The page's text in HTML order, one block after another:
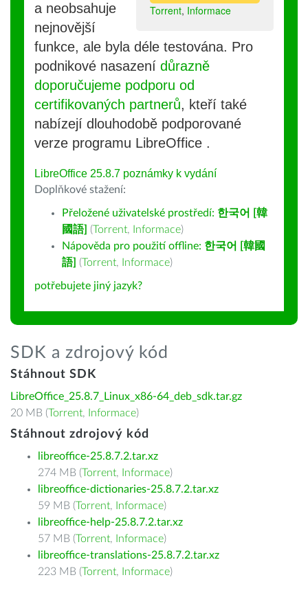
Torrent, Informace
a neobsahuje
nejnovější
funkce, ale byla déle testována. Pro
podnikové nasazení důrazně
doporučujeme podporu od
certifikovaných partnerů, kteří také
nabízejí dlouhodobě podporované
verze programu LibreOffice .
LibreOffice 25.8.7 poznámky k vydání
Doplňkové stažení:
Přeložené uživatelské prostředí: 한국어 [韓
國語] (Torrent, Informace)
Nápověda pro použití offline: 한국어 [韓國
語] (Torrent, Informace)
potřebujete jiný jazyk?
SDK a zdrojový kód
Stáhnout SDK
LibreOffice_25.8.7_Linux_x86-64_deb_sdk.tar.gz
20 MB (Torrent, Informace)
Stáhnout zdrojový kód
libreoffice-25.8.7.2.tar.xz
274 MB (Torrent, Informace)
libreoffice-dictionaries-25.8.7.2.tar.xz
59 MB (Torrent, Informace)
libreoffice-help-25.8.7.2.tar.xz
57 MB (Torrent, Informace)
libreoffice-translations-25.8.7.2.tar.xz
223 MB (Torrent, Informace)